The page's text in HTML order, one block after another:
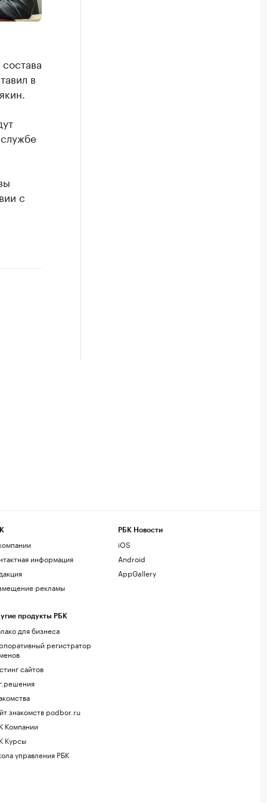
в
с
информация
рекламы
продукты РБК
для бизнеса
регистратор
сайтов
знакомств podbor.ru
Компании
Курсы
управления РБК
РБК Новости
iOS
Android
AppGallery